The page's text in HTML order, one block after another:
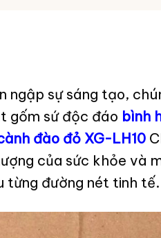
ngập sự sáng tạo,
gốm sứ độc đáo bình
đào đỏ XG-LH10
của sức khỏe và
từng đường nét tinh tế.